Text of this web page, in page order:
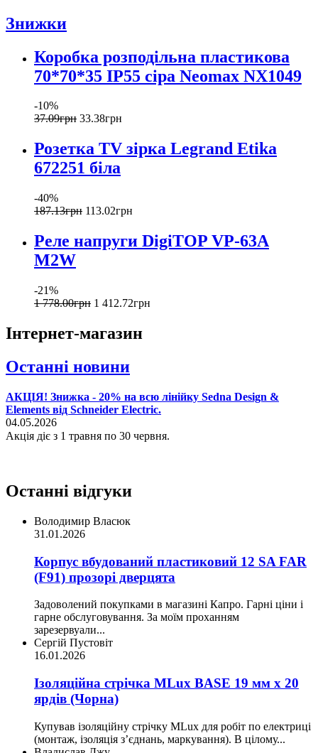
Знижки
Коробка розподільна пластикова
70*70*35 IP55 сіра Neomax NX1049
-10%
37.09грн 33.38грн
Розетка TV зірка Legrand Etika
672251 біла
-40%
187.13грн 113.02грн
Реле напруги DigiTOP VP-63A
M2W
-21%
1 778.00грн 1 412.72грн
Інтернет-магазин
Останні новини
АКЦІЯ! Знижка - 20% на всю лінійку Sedna Design &
Elements від Schneider Electric.
04.05.2026
Акція діє з 1 травня по 30 червня.
Останні відгуки
Володимир Власюк
31.01.2026
Корпус вбудований пластиковий 12 SA FAR
(F91) прозорі дверцята
Задоволений покупками в магазині Капро. Гарні ціни і
гарне обслуговування. За моїм проханням
зарезервуали...
Сергій Пустовіт
16.01.2026
Ізоляційна стрічка MLux BASE 19 мм х 20
ярдів (Чорна)
Купував ізоляційну стрічку MLux для робіт по електриці
(монтаж, ізоляція з’єднань, маркування). В цілому...